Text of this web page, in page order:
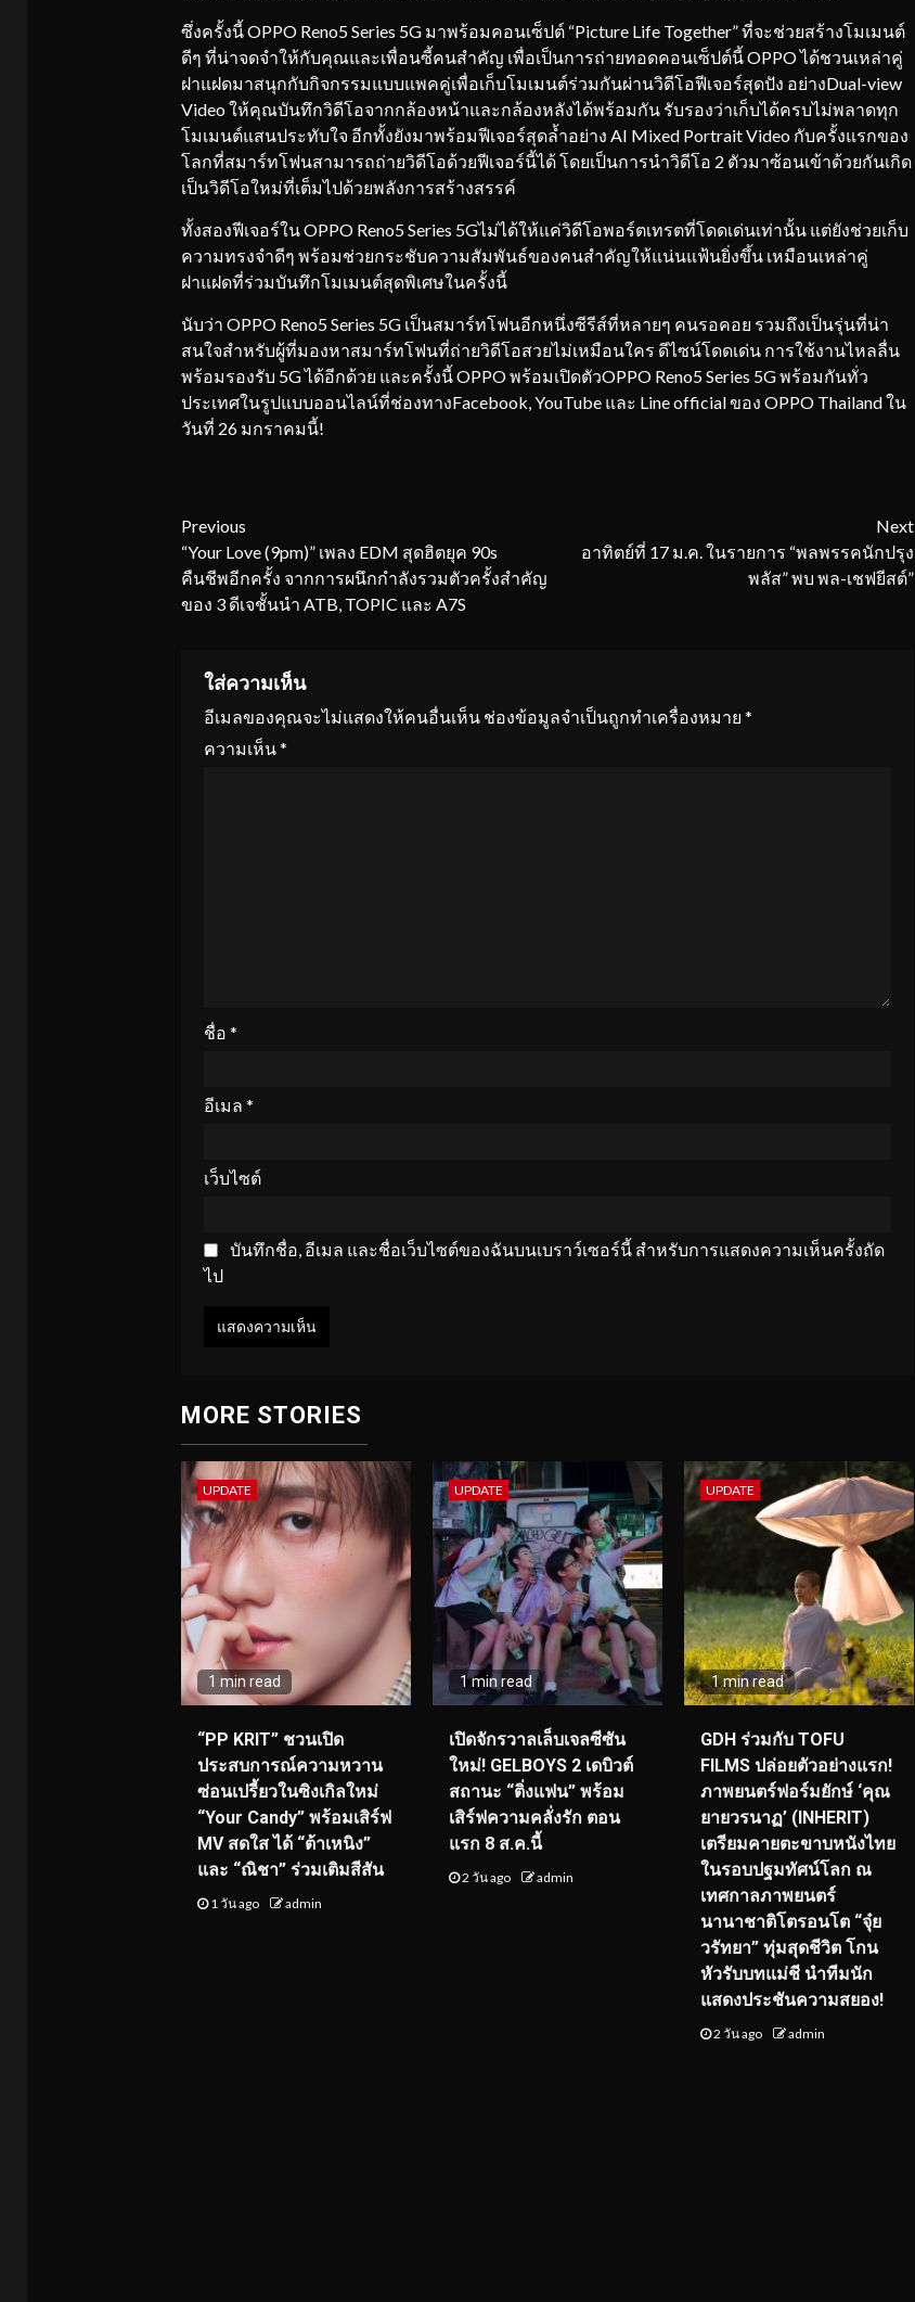
ซึ่งครั้งนี้ OPPO Reno5 Series 5G มาพร้อมคอนเซ็ปต์ “Picture Life Together” ที่จะช่วยสร้างโมเมนต์
ดีๆ ที่น่าจดจำให้กับคุณและเพื่อนซี้คนสำคัญ เพื่อเป็นการถ่ายทอดคอนเซ็ปต์นี้ OPPO ได้ชวนเหล่าคู่
ฝาแฝดมาสนุกกับกิจกรรมแบบแพคคู่เพื่อเก็บโมเมนต์ร่วมกันผ่านวิดีโอฟีเจอร์สุดปัง อย่างDual-view
Video ให้คุณบันทึกวิดีโอจากกล้องหน้าและกล้องหลังได้พร้อมกัน รับรองว่าเก็บได้ครบไม่พลาดทุก
โมเมนต์แสนประทับใจ อีกทั้งยังมาพร้อมฟีเจอร์สุดล้ำอย่าง AI Mixed Portrait Video กับครั้งแรกของ
โลกที่สมาร์ทโฟนสามารถถ่ายวิดีโอด้วยฟีเจอร์นี้ได้ โดยเป็นการนำวิดีโอ 2 ตัวมาซ้อนเข้าด้วยกันเกิด
เป็นวิดีโอใหม่ที่เต็มไปด้วยพลังการสร้างสรรค์
ทั้งสองฟีเจอร์ใน OPPO Reno5 Series 5Gไม่ได้ให้แค่วิดีโอพอร์ตเทรตที่โดดเด่นเท่านั้น แต่ยังช่วยเก็บ
ความทรงจำดีๆ พร้อมช่วยกระชับความสัมพันธ์ของคนสำคัญให้แน่นแฟ้นยิ่งขึ้น เหมือนเหล่าคู่
ฝาแฝดที่ร่วมบันทึกโมเมนต์สุดพิเศษในครั้งนี้
นับว่า OPPO Reno5 Series 5G เป็นสมาร์ทโฟนอีกหนึ่งซีรีส์ที่หลายๆ คนรอคอย รวมถึงเป็นรุ่นที่น่า
สนใจสำหรับผู้ที่มองหาสมาร์ทโฟนที่ถ่ายวิดีโอสวยไม่เหมือนใคร ดีไซน์โดดเด่น การใช้งานไหลลื่น
พร้อมรองรับ 5G ได้อีกด้วย และครั้งนี้ OPPO พร้อมเปิดตัวOPPO Reno5 Series 5G พร้อมกันทั่ว
ประเทศในรูปแบบออนไลน์ที่ช่องทางFacebook, YouTube และ Line official ของ OPPO Thailand ใน
วันที่ 26 มกราคมนี้!
Continue
Reading
Previous
“Your Love (9pm)” เพลง EDM สุดฮิตยุค 90s
คืนชีพอีกครั้ง จากการผนึกกำลังรวมตัวครั้งสำคัญ
ของ 3 ดีเจชั้นนำ ATB, TOPIC และ A7S
Next
อาทิตย์ที่ 17 ม.ค. ในรายการ “พลพรรคนักปรุง
พลัส” พบ พล-เชฟยีสต์”
ใส่ความเห็น
อีเมลของคุณจะไม่แสดงให้คนอื่นเห็น ช่องข้อมูลจำเป็นถูกทำเครื่องหมาย *
ความเห็น*
ชื่อ *
อีเมล *
เว็บไซต์
บันทึกชื่อ, อีเมล และชื่อเว็บไซต์ของฉันบนเบราว์เซอร์นี้ สำหรับการแสดงความเห็นครั้งถัด
ไป
MORE STORIES
UPDATE
1 min read
“PP KRIT” ชวนเปิด
ประสบการณ์ความหวาน
ซ่อนเปรี้ยวในซิงเกิลใหม่
“Your Candy” พร้อมเสิร์ฟ
MV สดใส ได้ “ต้าเหนิง”
และ “ณิชา” ร่วมเติมสีสัน
1 วัน ago admin
UPDATE
1 min read
เปิดจักรวาลเล็บเจลซีซัน
ใหม่! GELBOYS 2 เดบิวต์
สถานะ “ติ่งแฟน” พร้อม
เสิร์ฟความคลั่งรัก ตอน
แรก 8 ส.ค.นี้
2 วัน ago admin
UPDATE
1 min read
GDH ร่วมกับ TOFU
FILMS ปล่อยตัวอย่างแรก!
ภาพยนตร์ฟอร์มยักษ์ ‘คุณ
ยายวรนาฏ’ (INHERIT)
เตรียมคายตะขาบหนังไทย
ในรอบปฐมทัศน์โลก ณ
เทศกาลภาพยนตร์
นานาชาติโตรอนโต “จุ๋ย
วรัทยา” ทุ่มสุดชีวิต โกน
หัวรับบทแม่ชี นำทีมนัก
แสดงประชันความสยอง!
2 วัน ago admin